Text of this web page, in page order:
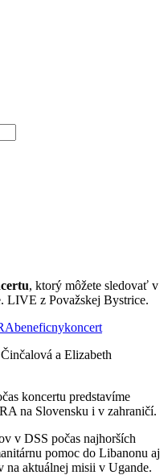
, ktorý môžete sledovať v
LIVE z Považskej Bystrice.
a Elizabeth
koncertu predstavíme
na Slovensku i v zahraničí.
v DSS počas najhorších
pomoc do Libanonu aj
na aktuálnej misii v Ugande.